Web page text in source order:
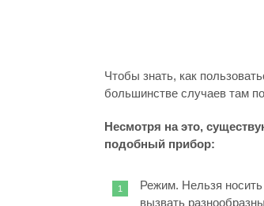
Чтобы знать, как
большинстве случаев там
Несмотря на это,
подобный прибор:
Режим. Нельзя
вызвать